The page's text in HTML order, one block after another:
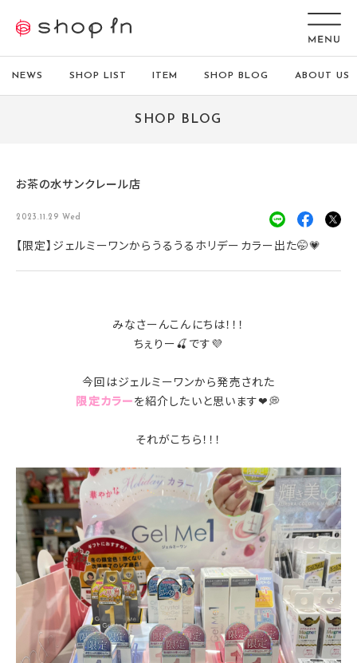
NEWS SHOP LIST ITEM SHOP BLOG ABOUT US
SHOP BLOG
お茶の水サンクレール店
2023.11.29 Wed
【限定】ジェルミーワンからうるうるホリデーカラー出た🤭💗
みなさーんこんにちは！！！
ちぇりー🍒です💜
今回はジェルミーワンから発売された
限定カラーを紹介したいと思います❤💭
それがこちら！！！